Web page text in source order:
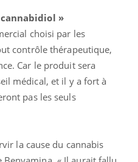
»
choisi par les
contrôle thérapeutique,
Car le produit sera
médical, et il y a fort à
pas les seuls
la cause du cannabis